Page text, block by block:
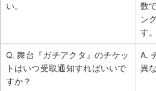
い。
数
ン
す。
Q. 舞台『ガチアクタ』のチケッ
トはいつ受取通知すればいいで
すか？
A.
異